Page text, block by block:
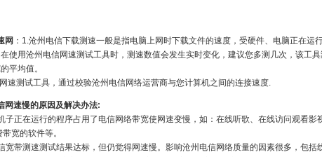
网 ：1.沧州电信下载测速一般是指电脑上网时下载文件的速度，受硬件、电脑正在运
使用沧州电信网速测试工具时，测速数值会发生实时变化，建议您多测几次，该工
平均值。
速测试工具，通过校验沧州电信网络运营商与您计算机之间的连接速度.
网速慢的原因及解决办法:
子正在运行的程序占用了电信网络带宽使网速变慢，如：在线听歌、在线访问观看影
宽的软件等。
宽带测速测试结果达标，但仍觉得网速慢。影响沧州电信网络质量的因素很多，包括